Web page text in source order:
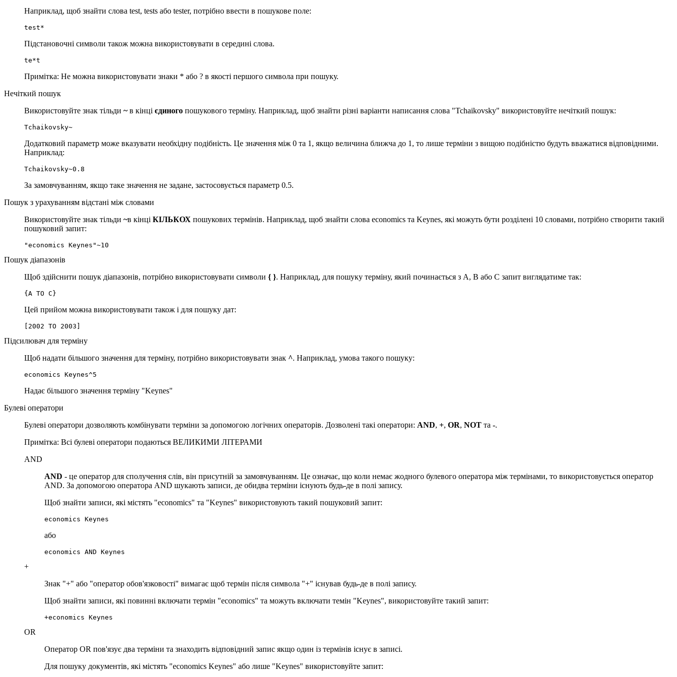
Наприклад, щоб знайти слова test, tests або tester, потрібно ввести в пошукове поле:
test*
Підстановочні символи також можна використовувати в середині слова.
te*t
Примітка: Не можна використовувати знаки * або ? в якості першого символа при пошуку.
Нечіткий пошук
Використовуйте знак тільди ~в кінці єдиного пошукового терміну. Наприклад, щоб знайти різні варіанти написання слова "Tchaikovsky" використовуйте нечіткий пошук:
Tchaikovsky~
Додатковий параметр може вказувати необхідну подібність. Це значення між 0 та 1, якщо величина ближча до 1, то лише терміни з вищою подібністю будуть вважатися відповідними.
Наприклад:
Tchaikovsky~0.8
За замовчуванням, якщо таке значення не задане, застосовується параметр 0.5.
Пошук з урахуванням відстані між словами
Використовуйте знак тільди ~в кінці КІЛЬКОХ пошукових термінів. Наприклад, щоб знайти слова economics та Keynes, які можуть бути розділені 10 словами, потрібно створити такий
пошуковий запит:
"economics Keynes"~10
Пошук діапазонів
Щоб здійснити пошук діапазонів, потрібно використовувати символи { }. Наприклад, для пошуку терміну, який починається з A, B або C запит виглядатиме так:
{A TO C}
Цей прийом можна використовувати також і для пошуку дат:
[2002 TO 2003]
Підсилювач для терміну
Щоб надати більшого значення для терміну, потрібно використовувати знак ^. Наприклад, умова такого пошуку:
economics Keynes^5
Надає більшого значення терміну "Keynes"
Булеві оператори
Булеві оператори дозволяють комбінувати терміни за допомогою логічних операторів. Дозволені такі оператори: AND, +, OR, NOT та -.
Примітка: Всі булеві оператори подаються ВЕЛИКИМИ ЛІТЕРАМИ
AND
AND - це оператор для сполучення слів, він присутній за замовчуванням. Це означає, що коли немає жодного булевого оператора між термінами, то використовується оператор
AND. За допомогою оператора AND шукають записи, де обидва терміни існують будь-де в полі запису.
Щоб знайти записи, які містять "economics" та "Keynes" використовують такий пошуковий запит:
economics Keynes
або
economics AND Keynes
+
Знак "+" або "оператор обов'язковості" вимагає щоб термін після символа "+" існував будь-де в полі запису.
Щоб знайти записи, які повинні включати термін "economics" та можуть включати темін "Keynes", використовуйте такий запит:
+economics Keynes
OR
Оператор OR пов'язує два терміни та знаходить відповідний запис якщо один із термінів існує в записі.
Для пошуку документів, які містять "economics Keynes" або лише "Keynes" використовуйте запит: